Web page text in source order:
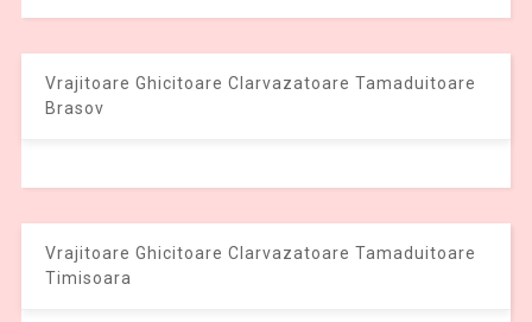
Vrajitoare Ghicitoare Clarvazatoare Tamaduitoare
Brasov
Vrajitoare Ghicitoare Clarvazatoare Tamaduitoare
Timisoara